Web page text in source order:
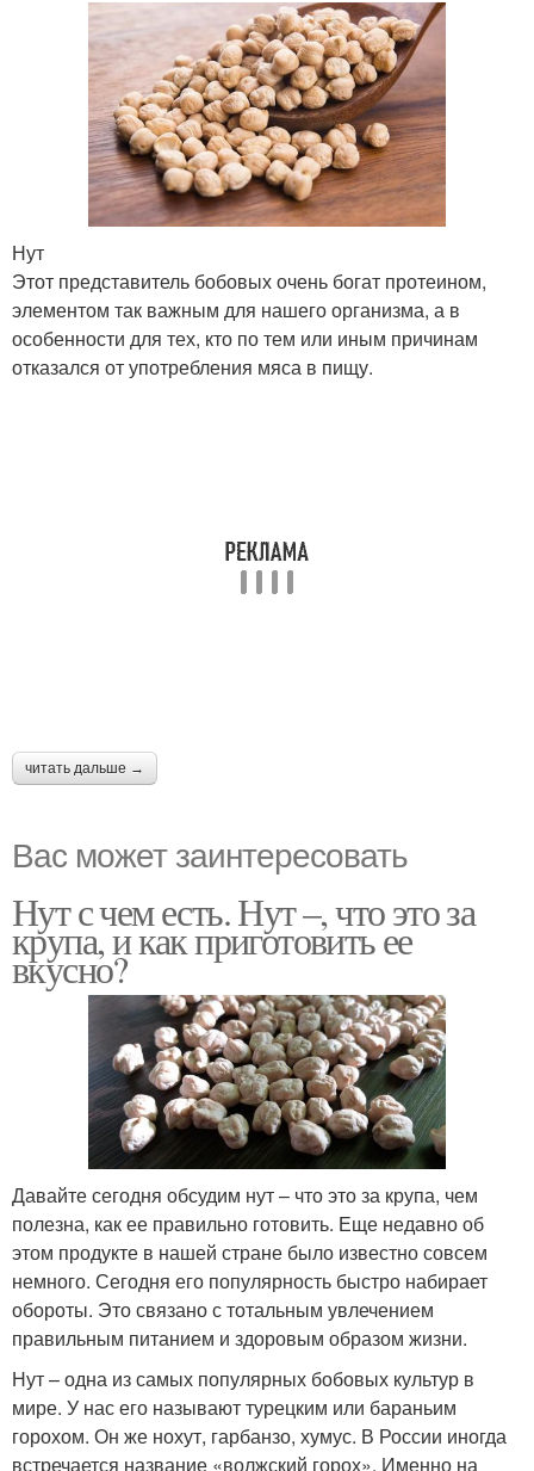
Нут
Этот представитель бобовых очень богат протеином,
элементом так важным для нашего организма, а в
особенности для тех, кто по тем или иным причинам
отказался от употребления мяса в пищу.
читать дальше →
Вас может заинтересовать
Нут с чем есть. Нут –, что это за
крупа, и как приготовить ее
вкусно?
Давайте сегодня обсудим нут – что это за крупа, чем
полезна, как ее правильно готовить. Еще недавно об
этом продукте в нашей стране было известно совсем
немного. Сегодня его популярность быстро набирает
обороты. Это связано с тотальным увлечением
правильным питанием и здоровым образом жизни.
Нут – одна из самых популярных бобовых культур в
мире. У нас его называют турецким или бараньим
горохом. Он же нохут, гарбанзо, хумус. В России иногда
встречается название «волжский горох». Именно на